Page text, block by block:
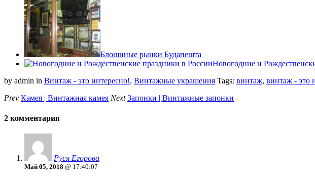
Блошиные рынки Будапешта
Новогодние и
by admin in Винтаж - это интересно!, Винтажные украшения Tags: винтаж, винтаж - это
Prev Камея | Винтажная камея Next Запонки | Винтажные запонки
2 комментария
Руся Егорова
Май 05, 2018 @ 17:40:07